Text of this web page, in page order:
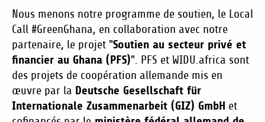
Local Calls sont le tout nouvel
instrument financier sur la
plateforme WIDU, conçu pour
soutenir les petites entreprises
intéressées à construire un avenir
vert et durable dans leur
• Le candidat doit avoir 18 ans ou
plus
• Le candidat doit être de
nationalité ghanéenne
Quel est le montant de
la subvention ?
Nous menons notre programme de soutien, le Local
Call #GreenGhana, en collaboration avec notre
partenaire, le projet "Soutien au secteur privé et
financier au Ghana (PFS)". PFS et WIDU.africa sont
des projets de coopération allemande mis en
œuvre par la Deutsche Gesellschaft für
Internationale Zusammenarbeit (GIZ) GmbH et